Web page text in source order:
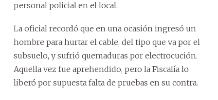
personal policial en el local.
La oficial recordó que en una ocasión ingresó un
hombre para hurtar el cable, del tipo que va por el
subsuelo, y sufrió quemaduras por electrocución.
Aquella vez fue aprehendido, pero la Fiscalía lo
liberó por supuesta falta de pruebas en su contra.